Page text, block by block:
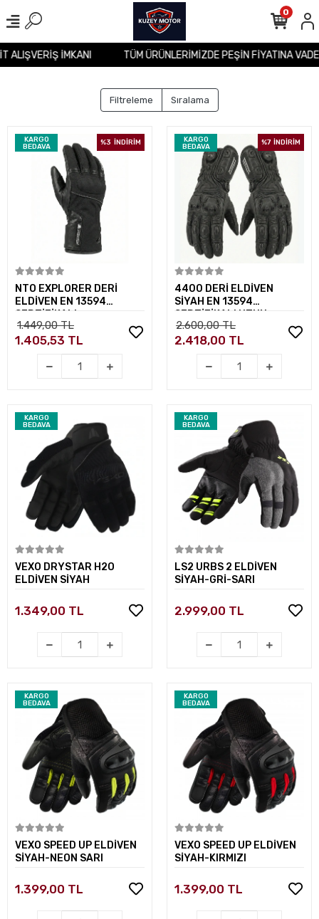
ALIŞVERİŞ İMKANI TÜM ÜRÜNLERİMİZDE PEŞİN FİYATINA
0
Filtreleme Sıralama
KARGO
BEDAVA
%3 İNDİRİM
Sepete Ekle
NTO EXPLORER DERİ
ELDİVEN EN 13594
SERTİFİKALI
1.449,00 TL
1.405,53 TL
KARGO
BEDAVA
%7 İNDİRİM
Sepete Ekle
4400 DERİ ELDİVEN
SİYAH EN 13594
SERTİFİKALI UZUN
2.600,00 TL
2.418,00 TL
KARGO
BEDAVA
Sepete Ekle
VEXO DRYSTAR H2O
ELDİVEN SİYAH
1.349,00 TL
KARGO
BEDAVA
Sepete Ekle
LS2 URBS 2 ELDİVEN
SİYAH-GRİ-SARI
2.999,00 TL
KARGO
BEDAVA
Sepete Ekle
VEXO SPEED UP ELDİVEN
SİYAH-NEON SARI
1.399,00 TL
KARGO
BEDAVA
Sepete Ekle
VEXO SPEED UP ELDİVEN
SİYAH-KIRMIZI
1.399,00 TL